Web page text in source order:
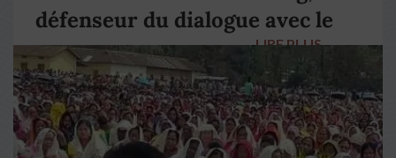
défenseur du dialogue avec le
pape François
LIRE PLUS →